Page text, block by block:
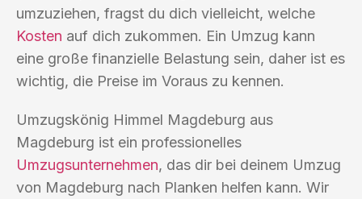
umzuziehen, fragst du dich vielleicht, welche
Kosten auf dich zukommen. Ein Umzug kann
eine große finanzielle Belastung sein, daher ist es
wichtig, die Preise im Voraus zu kennen.
Umzugskönig Himmel Magdeburg aus
Magdeburg ist ein professionelles
Umzugsunternehmen, das dir bei deinem Umzug
von Magdeburg nach Planken helfen kann. Wir